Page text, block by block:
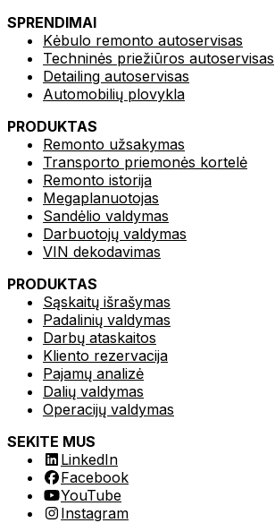
SPRENDIMAI
Kėbulo remonto autoservisas
Techninės priežiūros autoservisas
Detailing autoservisas
Automobilių plovykla
PRODUKTAS
Remonto užsakymas
Transporto priemonės kortelė
Remonto istorija
Megaplanuotojas
Sandėlio valdymas
Darbuotojų valdymas
VIN dekodavimas
PRODUKTAS
Sąskaitų išrašymas
Padalinių valdymas
Darbų ataskaitos
Kliento rezervacija
Pajamų analizė
Dalių valdymas
Operacijų valdymas
SEKITE MUS
LinkedIn
Facebook
YouTube
Instagram